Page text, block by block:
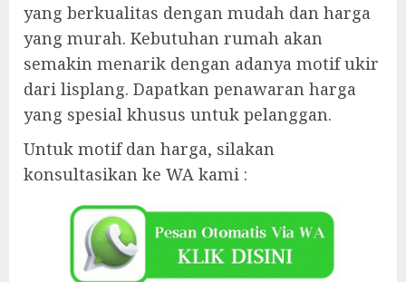
yang berkualitas dengan mudah dan harga
yang murah. Kebutuhan rumah akan
semakin menarik dengan adanya motif ukir
dari lisplang. Dapatkan penawaran harga
yang spesial khusus untuk pelanggan.
Untuk motif dan harga, silakan
konsultasikan ke WA kami :